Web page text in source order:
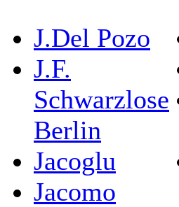
J.Del Pozo
J.F.
Schwarzlose
Berlin
Jacoglu
Jacomo